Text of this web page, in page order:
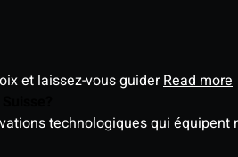
et laissez-vous guiderRead more
technologiques qui